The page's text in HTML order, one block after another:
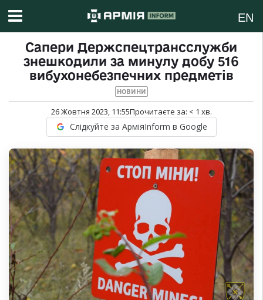
EN
Сапери Держспецтрансслужби
знешкодили за минулу добу 516
вибухонебезпечних предметів
НОВИНИ
26 Жовтня 2023, 11:55Прочитаєте за: < 1 хв.
Слідкуйте за АрміяInform в Google